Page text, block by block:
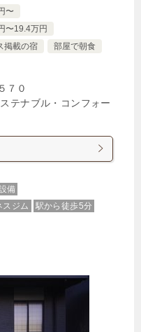
ム
クスツイン（アネ
19,356円
タブ付】デラックス
る
〜
〜19.4万円
掲載の宿
部屋で朝食
７０
テナブル・コンフォー
備
スジム
駅から徒歩5分